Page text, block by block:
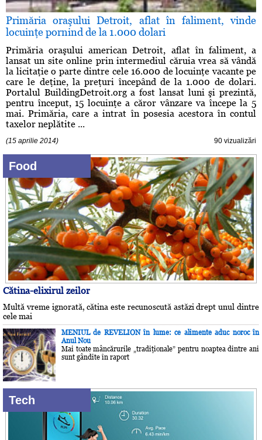
Primăria oraşului Detroit, aflat în faliment, vinde
locuinţe pornind de la 1.000 dolari
Primăria oraşului american Detroit, aflat în faliment, a
lansat un site online prin intermediul căruia vrea să vândă
la licitaţie o parte dintre cele 16.000 de locuinţe vacante pe
care le deţine, la preţuri începând de la 1.000 de dolari.
Portalul BuildingDetroit.org a fost lansat luni şi prezintă,
pentru început, 15 locuinţe a căror vânzare va începe la 5
mai. Primăria, care a intrat în posesia acestora în contul
taxelor neplătite ...
(15 aprilie 2014) 90 vizualizări
Food
Cătina-elixirul zeilor
Multă vreme ignorată, cătina este recunoscută astăzi drept unul dintre
cele mai
MENIUL de REVELION în lume: ce alimente aduc noroc în
Anul Nou
Mai toate mâncărurile „tradiţionale” pentru noaptea dintre ani
sunt gândite în raport
Tech